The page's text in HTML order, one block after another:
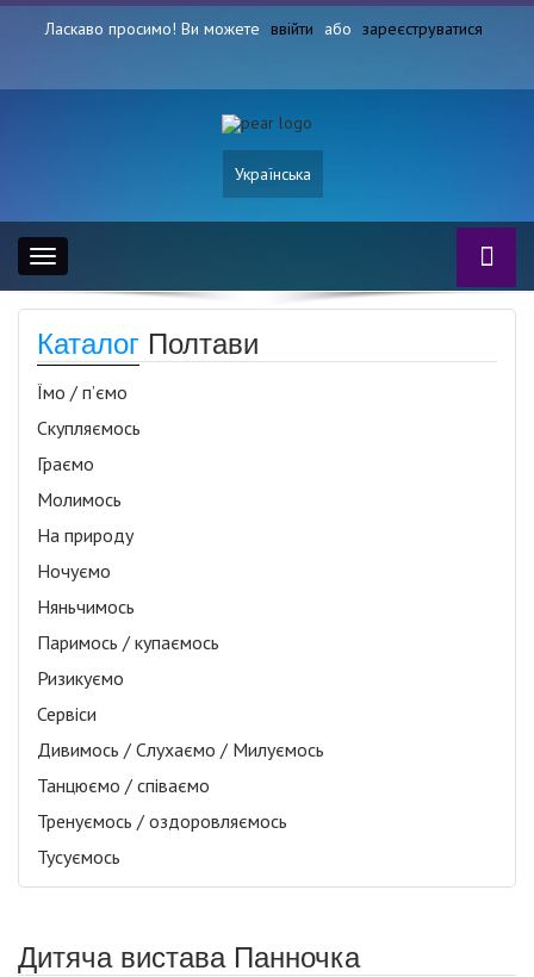
Ласкаво просимо! Ви можете ввійти або зареєструватися
Українська
Toggle
navigation
Каталог Полтави
Їмо / п’ємо
Скупляємось
Граємо
Молимось
На природу
Ночуємо
Няньчимось
Паримось / купаємось
Ризикуємо
Сервіси
Дивимось / Слухаємо / Милуємось
Танцюємо / співаємо
Тренуємось / оздоровляємось
Тусуємось
Дитяча вистава Панночка